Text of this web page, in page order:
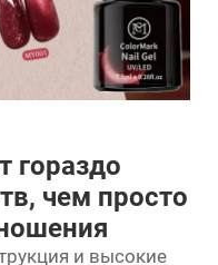
гораздо
чем просто
и высокие